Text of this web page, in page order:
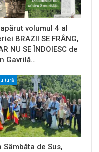
volumul 4 al
BRAZII SE FRÂNG,
NU SE ÎNDOIESC de
Gavrilă…
Sâmbăta de Sus,